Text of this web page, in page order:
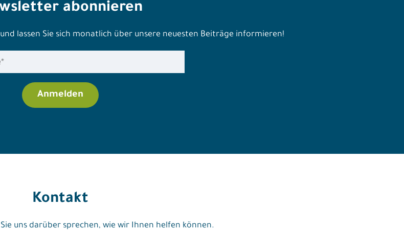
abonnieren
lassen Sie sich monatlich über unsere neuesten Beiträge informieren!
Kontakt
Sie uns darüber sprechen, wie wir Ihnen helfen können.